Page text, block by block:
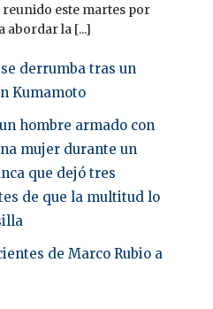
este martes por
abordar la [...]
derrumba tras un
Kumamoto
hombre armado con
mujer durante un
que dejó tres
de que la multitud lo
de Marco Rubio a